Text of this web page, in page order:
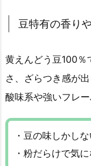
豆特有の香り
黄えんどう豆100％
さ、ざらつき感が
酸味系や強いフレー
・豆の味しかし
・粉だらけで気